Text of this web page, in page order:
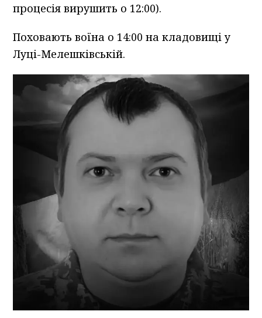
процесія вирушить о 12:00).
Поховають воїна о 14:00 на кладовищі у
Луці-Мелешківській.